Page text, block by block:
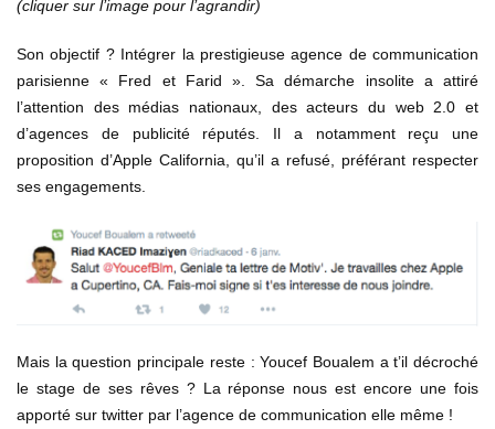
(cliquer sur l’image pour l’agrandir)
Son objectif ? Intégrer la prestigieuse agence de communication
parisienne « Fred et Farid ». Sa démarche insolite a attiré
l’attention des médias nationaux, des acteurs du web 2.0 et
d’agences de publicité réputés. Il a notamment reçu une
proposition d’Apple California, qu’il a refusé, préférant respecter
ses engagements.
Mais la question principale reste : Youcef Boualem a t’il décroché
le stage de ses rêves ? La réponse nous est encore une fois
apporté sur twitter par l’agence de communication elle même !